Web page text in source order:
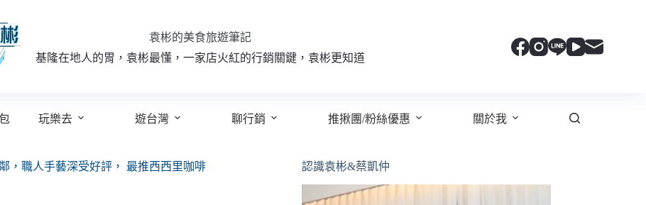
袁彬的美食旅遊筆記
基隆在地人的胃，袁彬最懂，一家店火紅的行銷關鍵，袁彬更知道
玩樂去 遊台灣 聊行銷 推揪團/粉絲優惠 關於我
，職人手藝深受好評， 最推西西里咖啡 認識袁彬&蔡凱仲